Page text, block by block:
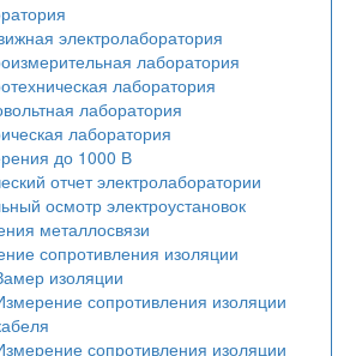
электролаборатория
лаборатория
лаборатория
лаборатория
лаборатория
до 1000 В
отчет электролаборатории
осмотр электроустановок
металлосвязи
сопротивления изоляции
изоляции
сопротивления изоляции
сопротивления изоляции